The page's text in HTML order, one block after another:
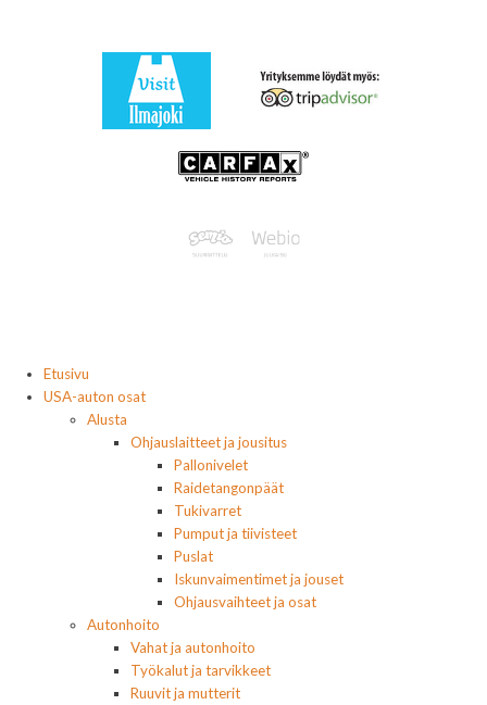
Etusivu
USA-auton osat
Alusta
Ohjauslaitteet ja jousitus
Pallonivelet
Raidetangonpäät
Tukivarret
Pumput ja tiivisteet
Puslat
Iskunvaimentimet ja jouset
Ohjausvaihteet ja osat
Autonhoito
Vahat ja autonhoito
Työkalut ja tarvikkeet
Ruuvit ja mutterit